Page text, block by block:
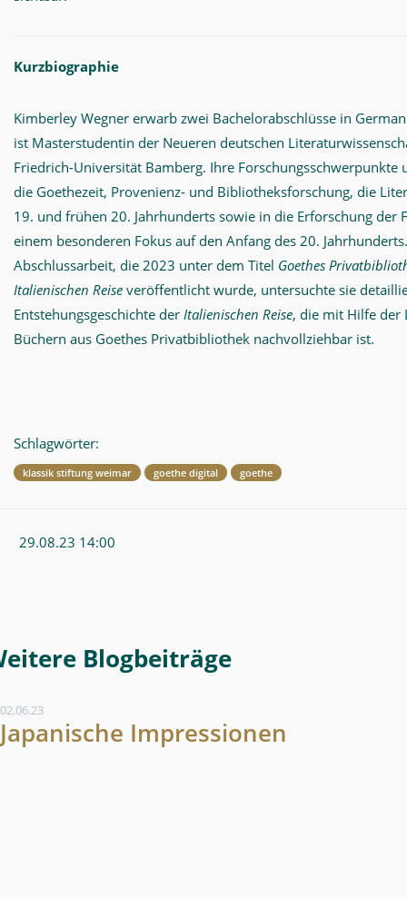
Kurzbiographie
Kimberley Wegner erwarb zwei Bachelorabschlüsse in
ist Masterstudentin der Neueren deutschen
Friedrich-Universität Bamberg. Ihre Forschungsschwerpunkte
die Goethezeit, Provenienz- und Bibliotheksforschung, die
19. und frühen 20. Jahrhunderts sowie in die Erforschung der
einem besonderen Fokus auf den Anfang des 20.
Abschlussarbeit, die 2023 unter dem Titel Goethes
Italienischen Reise veröffentlicht wurde, untersuchte sie
Entstehungsgeschichte der Italienischen Reise, die mit Hilfe der
Büchern aus Goethes Privatbibliothek nachvollziehbar ist.
Schlagwörter:
klassik stiftung weimar goethe digital goethe
29.08.23 14:00
Weitere Blogeintrag
02.06.23
Japanische Impressionen